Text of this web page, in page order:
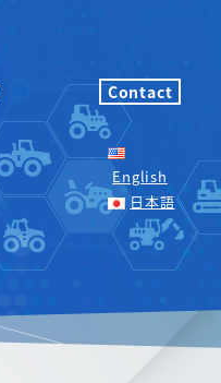
English
日本語
Contact